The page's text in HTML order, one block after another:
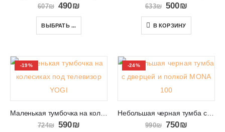
607₪ 490₪
ВЫБРАТЬ ...
633₪ 500₪
В КОРЗИНУ
-19%
Маленькая тумбочка на колесиках под телевизор YOGI
724₪ 590₪
-24%
Небольшая черная тумба с дверцей и полкой MONA 100
990₪ 750₪